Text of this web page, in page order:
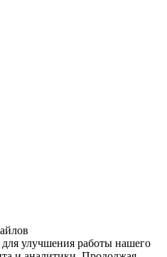
улучшения работы нашего